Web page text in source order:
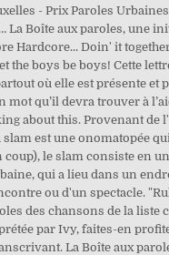
- Prix Paroles
La Boîte aux paroles, une
Hardcore... Doin' it
the boys be boys! Cette
où elle est présente et
qu’il devra trouver à
about this. Provenant de
est une onomatopée
le slam consiste en
qui a lieu dans un
ou d'un spectacle.
des chansons de la liste
par Ivy, faites-en
La Boîte aux